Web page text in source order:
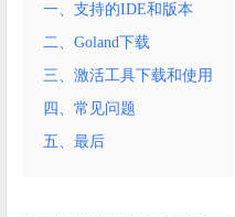
一、支持的IDE和版本
二、Goland下载
三、激活工具下载和使用
四、常见问题
五、最后